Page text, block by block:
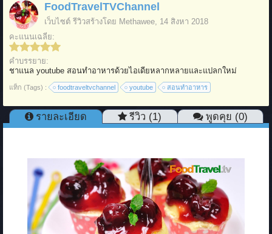
FoodTravelTVChannel
เว็บไซต์ รีวิวสร้างโดย Methawee, 14 สิงหา 2018
คะแนนเฉลี่ย:
คำบรรยาย:
ชาแนล youtube สอนทำอาหารด้วยไอเดียหลากหลายและแปลกใหม่
แท็ก (Tags) : foodtraveltvchannel youtube สอนทำอาหาร
รายละเอียด รีวิว (1) พูดคุย (0)